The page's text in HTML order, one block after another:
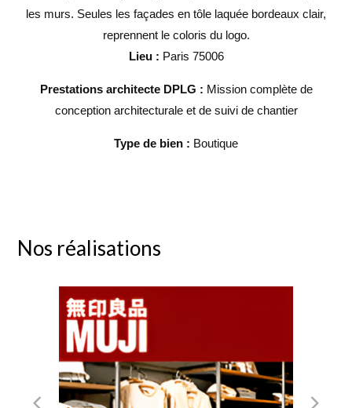
les murs. Seules les façades en tôle laquée bordeaux clair,
reprennent le coloris du logo.
Lieu : Paris 75006
Prestations architecte DPLG : Mission complète de
conception architecturale et de suivi de chantier
Type de bien : Boutique
Nos réalisations